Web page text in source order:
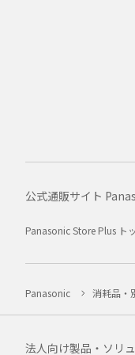
公式通販サイト
Panasonic Store Plus ト
Panasonic 消耗品・
法人向け製品・ソリ